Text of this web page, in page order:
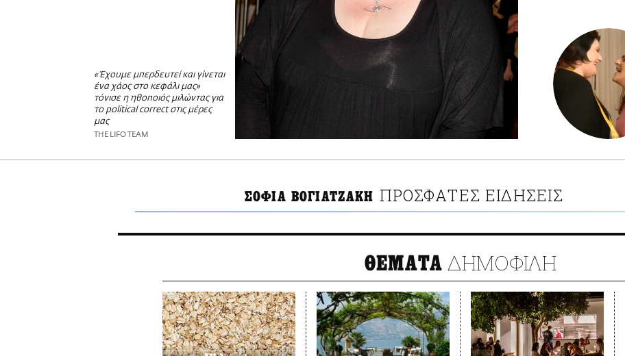
«Έχουμε μπερδευτεί και γίνεται
ένα χάος στο κεφάλι μας»
τόνισε η ηθοποιός μιλώντας για
το political correct στις μέρες
μας
THE LIFO TEAM
ΣΟΦΙΑ ΒΟΓΙΑΤΖΑΚΗ ΠΡΟΣΦΑΤΕΣ ΕΙΔΗΣΕΙΣ
ΘΕΜΑΤΑ ΔΗΜΟΦΙΛΗ